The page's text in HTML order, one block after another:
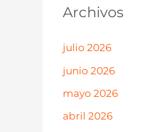
Archivos
julio 2026
junio 2026
mayo 2026
abril 2026